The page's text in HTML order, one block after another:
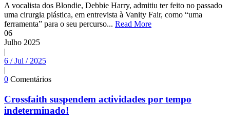
A vocalista dos Blondie, Debbie Harry, admitiu ter feito no passado
uma cirurgia plástica, em entrevista à Vanity Fair, como “uma
ferramenta” para o seu percurso... Read More
06
Julho 2025
|
6 / Jul / 2025
|
0 Comentários
Crossfaith suspendem actividades por tempo
indeterminado!